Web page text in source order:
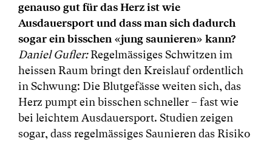
genauso gut für das Herz ist wie
Ausdauersport und dass man sich dadurch
sogar ein bisschen «jung saunieren» kann?
Daniel Gufler:Regelmässiges Schwitzen im
heissen Raum bringt den Kreislauf ordentlich
in Schwung: Die Blutgefässe weiten sich, das
Herz pumpt ein bisschen schneller – fast wie
bei leichtem Ausdauersport. Studien zeigen
sogar, dass regelmässiges Saunieren das Risiko